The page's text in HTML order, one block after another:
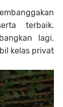
terbaik.
lagi.
kelas privat